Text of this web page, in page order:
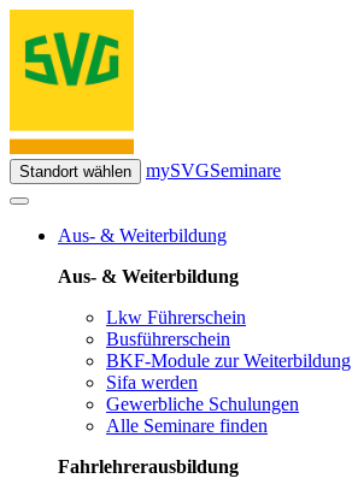
Standort wählen mySVGSeminare
Aus- & Weiterbildung
Aus- & Weiterbildung
Lkw Führerschein
Busführerschein
BKF-Module zur Weiterbildung
Sifa werden
Gewerbliche Schulungen
Alle Seminare finden
Fahrlehrerausbildung